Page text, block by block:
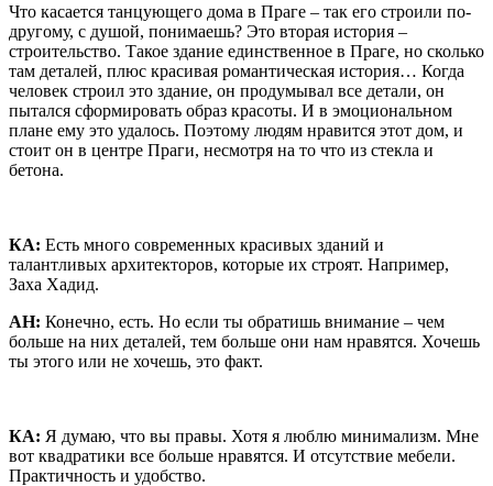
Что касается танцующего дома в Праге – так его строили по-
другому, с душой, понимаешь? Это вторая история –
строительство. Такое здание единственное в Праге, но сколько
там деталей, плюс красивая романтическая история… Когда
человек строил это здание, он продумывал все детали, он
пытался сформировать образ красоты. И в эмоциональном
плане ему это удалось. Поэтому людям нравится этот дом, и
стоит он в центре Праги, несмотря на то что из стекла и
бетона.
КА: Есть много современных красивых зданий и
талантливых архитекторов, которые их строят. Например,
Заха Хадид.
АН: Конечно, есть. Но если ты обратишь внимание – чем
больше на них деталей, тем больше они нам нравятся. Хочешь
ты этого или не хочешь, это факт.
КА: Я думаю, что вы правы. Хотя я люблю минимализм. Мне
вот квадратики все больше нравятся. И отсутствие мебели.
Практичность и удобство.